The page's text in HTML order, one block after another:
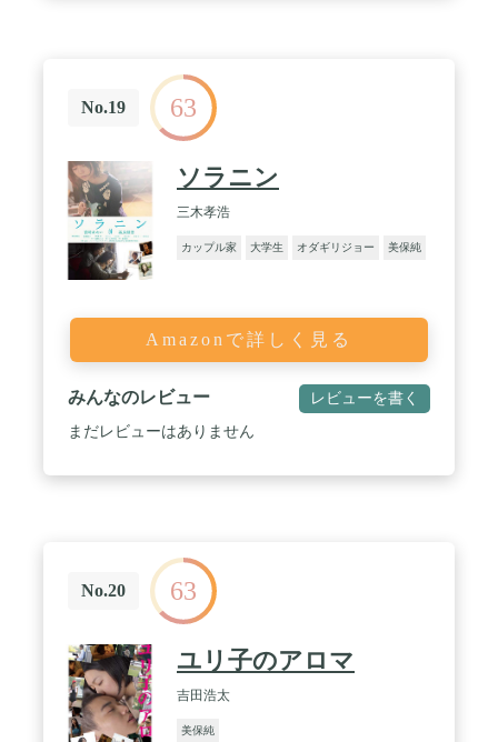
No.19 63
ソラニン
三木孝浩
カップル家 大学生 オダギリジョー 美保純
Amazonで詳しく見る
みんなのレビュー レビューを書く
まだレビューはありません
No.20 63
ユリ子のアロマ
吉田浩太
美保純